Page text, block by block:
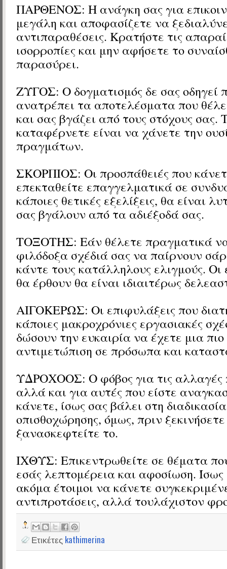
ΠΑΡΘΕΝΟΣ: Η ανάγκη σας για
μεγάλη και αποφασίζετε να
αντιπαραθέσεις. Κρατήστε τις
ισορροπίες και μην αφήσετε το
παρασύρει.
ΖΥΓΟΣ: Ο δογματισμός δε σας οδηγεί
ανατρέπει τα αποτελέσματα που
και σας βγάζει από τους στόχους σας.
καταφέρνετε είναι να χάνετε την
πραγμάτων.
ΣΚΟΡΠΙΟΣ: Οι προσπάθειές που
επεκταθείτε επαγγελματικά σε
κάποιες θετικές εξελίξεις, θα είναι
σας βγάλουν από τα αδιέξοδά σας.
ΤΟΞΟΤΗΣ: Εάν θέλετε πραγματικά να
φιλόδοξα σχέδιά σας να παίρνουν
κάντε τους κατάλληλους ελιγμούς. Οι
θα έρθουν θα είναι ιδιαιτέρως
ΑΙΓΟΚΕΡΩΣ: Οι επιφυλάξεις που
κάποιες μακροχρόνιες εργασιακές
δώσουν την ευκαιρία να έχετε μια πιο
αντιμετώπιση σε πρόσωπα και
ΥΔΡΟΧΟΟΣ: Ο φόβος για τις αλλαγές
αλλά και για αυτές που είστε
κάνετε, ίσως σας βάλει στη
οπισθοχώρησης, όμως, πριν ξεκινήσετε
ξανασκεφτείτε το.
ΙΧΘΥΣ: Επικεντρωθείτε σε θέματα
εσάς λεπτομέρεια και αφοσίωση.
ακόμα έτοιμοι να κάνετε
αντιπροτάσεις, αλλά τουλάχιστον
Ετικέτες kathimerina